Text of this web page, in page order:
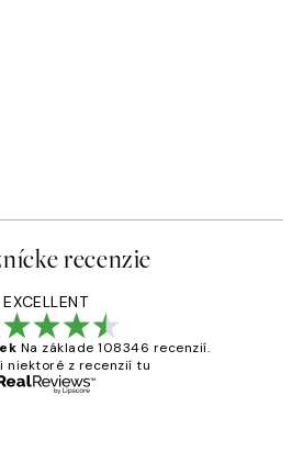
recenzie
EXCELLENT
Na základe 108346 recenzií.
niektoré z recenzií tu